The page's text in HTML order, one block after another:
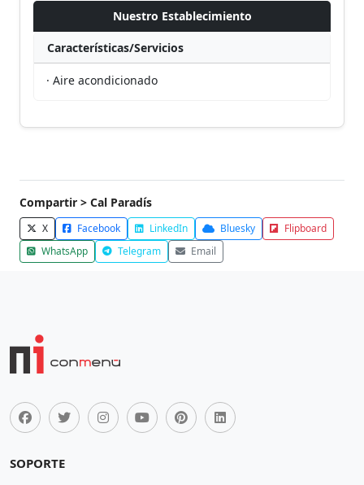
Nuestro Establecimiento
Características/Servicios
· Aire acondicionado
Compartir > Cal Paradís
X Facebook LinkedIn Bluesky
Flipboard
WhatsApp
Telegram Email
SOPORTE